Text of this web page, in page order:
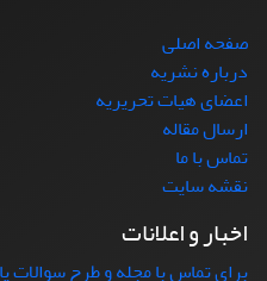
صفحه اصلی
درباره نشریه
اعضای هیات تحریریه
ارسال مقاله
تماس با ما
نقشه سایت
اخبار و اعلانات
برای تماس با مجله و طرح سوالات